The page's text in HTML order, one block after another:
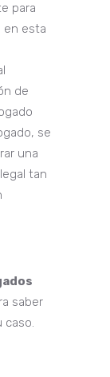
para
en esta
de
se
una
tan
saber
caso.